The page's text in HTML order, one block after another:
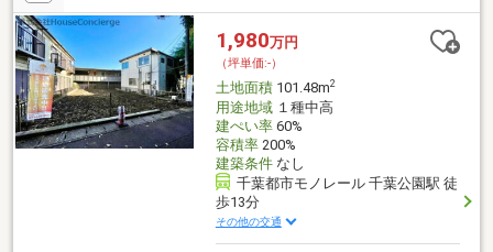
1,980万円
（坪単価:-）
土地面積101.48m2
用途地域１種中高
建ぺい率60%
容積率200%
建築条件なし
千葉都市モノレール 千葉公園駅 徒
歩13分
その他の交通